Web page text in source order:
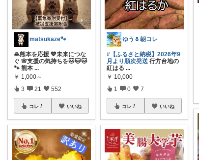
matsukaze🐾
🙏熊本を応援 💙未来につな
ぐ 🌸支援の気持ちを🐱🐱🐱
🐾 熊本 ...
￥ 1,000～
3 21 552
コレ いいね
ゆう🌷朝コレ
#【ふるさと納税】2026年9
月より順次発送 行方台地の
紅はる ...
￥ 10,000
1 0 7
コレ いいね